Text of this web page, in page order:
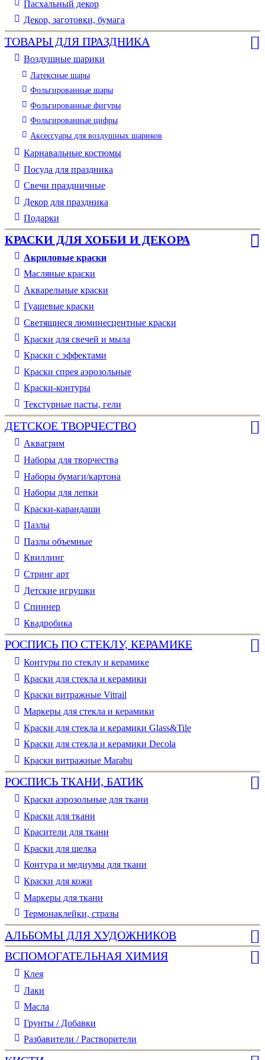
Пасхальный декор
Декор, заготовки, бумага
ТОВАРЫ ДЛЯ ПРАЗДНИКА
Воздушные шарики
Латексные шары
Фольгированные шары
Фольгированные фигуры
Фольгированные цифры
Аксессуары для воздушных шариков
Карнавальные костюмы
Посуда для праздника
Свечи праздничные
Декор для праздника
Подарки
КРАСКИ ДЛЯ ХОББИ И ДЕКОРА
Акриловые краски
Масляные краски
Акварельные краски
Гуашевые краски
Светящиеся люминесцентные краски
Краски для свечей и мыла
Краски с эффектами
Краски спрея аэрозольные
Краски-контуры
Текстурные пасты, гели
ДЕТСКОЕ ТВОРЧЕСТВО
Аквагрим
Наборы для творчества
Наборы бумаги/картона
Наборы для лепки
Краски-карандаши
Пазлы
Пазлы объемные
Квиллинг
Стринг арт
Детские игрушки
Спиннер
Квадробика
РОСПИСЬ ПО СТЕКЛУ, КЕРАМИКЕ
Контуры по стеклу и керамике
Краски для стекла и керамики
Краски витражные Vitrail
Маркеры для стекла и керамики
Краски для стекла и керамики Glass&Tile
Краски для стекла и керамики Decola
Краски витражные Marabu
РОСПИСЬ ТКАНИ, БАТИК
Краски аэрозольные для ткани
Краски для ткани
Красители для ткани
Краски для шелка
Контура и медиумы для ткани
Краски для кожи
Маркеры для ткани
Термонаклейки, стразы
АЛЬБОМЫ ДЛЯ ХУДОЖНИКОВ
ВСПОМОГАТЕЛЬНАЯ ХИМИЯ
Клея
Лаки
Масла
Грунты / Добавки
Разбавители / Растворители